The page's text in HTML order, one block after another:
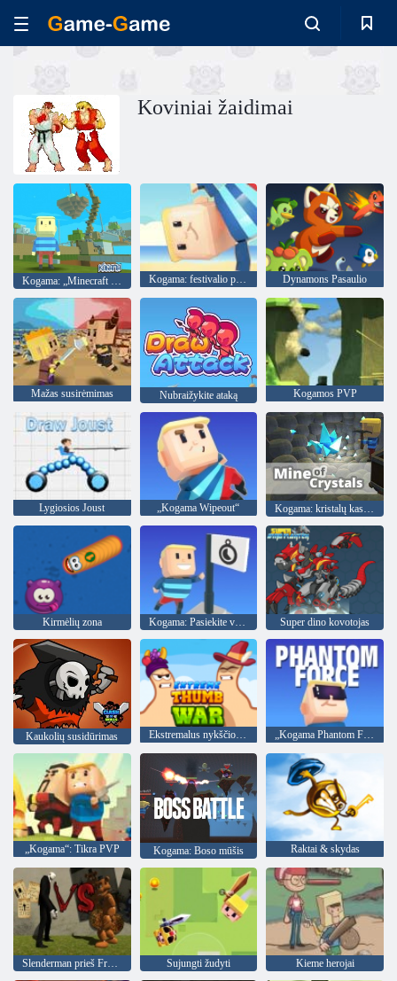
Koviniai žaidimai
Kogama: „Minecraft Sky Land“ Kogama: festivalio parkas Dynamons Pasaulio
Mažas susirėmimas Nubraižykite ataką Kogamos PVP
Lygiosios Joust „Kogama Wipeout“ Kogama: kristalų kasykla
Kirmėlių zona Kogama: Pasiekite vėliavą Super dino kovotojas
Kaukolių susidūrimas Ekstremalus nykščio karas „Kogama Phantom Force“
„Kogama“: Tikra PVP Kogama: Boso mūšis Raktai & skydas
Slenderman prieš Freddy The Fazbear Sujungti žudyti Kieme herojai